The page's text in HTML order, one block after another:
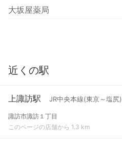
大坂屋薬局
近くの駅
上諏訪駅 JR中央本線(東京～塩尻)
諏訪市諏訪１丁目
このページの店舗から 1.3 km